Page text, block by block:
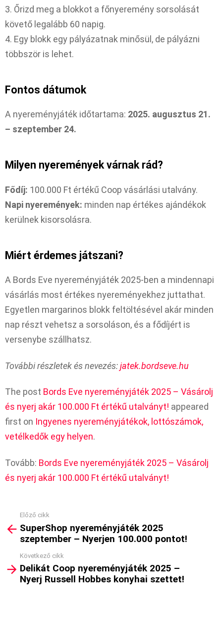
3. Őrizd meg a blokkot a főnyeremény sorsolását
követő legalább 60 napig.
4. Egy blokk egy pályázatnak minősül, de pályázni
többször is lehet.
Fontos dátumok
A nyereményjáték időtartama: 2025. augusztus 21.
– szeptember 24.
Milyen nyeremények várnak rád?
Fődíj: 100.000 Ft értékű Coop vásárlási utalvány.
Napi nyeremények: minden nap értékes ajándékok
kerülnek kisorsolásra.
Miért érdemes játszani?
A Bords Eve nyereményjáték 2025-ben a mindennapi
vásárlás most értékes nyereményekhez juttathat.
Egyetlen margarinos blokk feltöltésével akár minden
nap részt vehetsz a sorsoláson, és a fődíjért is
versenybe szállhatsz.
További részletek és nevezés:jatek.bordseve.hu
The post Bords Eve nyereményjáték 2025 – Vásárolj
és nyerj akár 100.000 Ft értékű utalványt! appeared
first on Ingyenes nyereményjátékok, lottószámok,
vetélkedők egy helyen.
Tovább: Bords Eve nyereményjáték 2025 – Vásárolj
és nyerj akár 100.000 Ft értékű utalványt!
more
Előző cikk
SuperShop nyereményjáték 2025
szeptember – Nyerjen 100.000 pontot!
Következő cikk
Delikát Coop nyereményjáték 2025 –
Nyerj Russell Hobbes konyhai szettet!